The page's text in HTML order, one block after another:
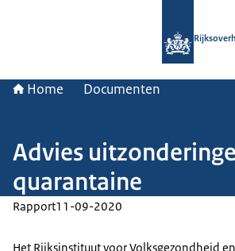
Home Documenten
Advies
quarantaine
Rapport11-09-2020
Het Rijksinstituut voor Volksgezondheid